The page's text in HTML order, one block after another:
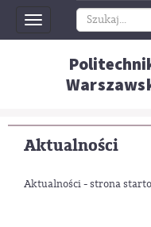
Toggle
navigation
Aktualności
Aktualności - strona